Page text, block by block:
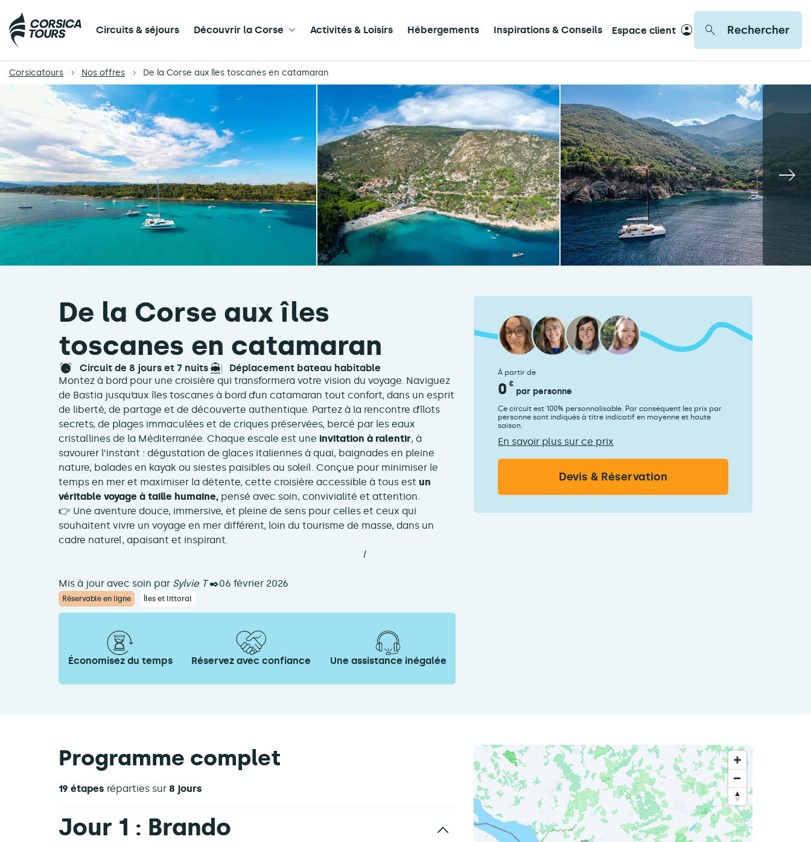
Circuits & séjours Découvrir la Corse Activités & Loisirs Hébergements Inspirations & Conseils Espace client Rechercher
Corsicatours Nos offres De la Corse aux îles toscanes en catamaran
De la Corse aux îles
toscanes en catamaran
circuit de 8 jours et 7 nuits
déplacement bateau habitable
Montez à bord pour une croisière qui transformera votre vision du voyage. Naviguez
de Bastia jusqu’aux îles toscanes à bord d’un catamaran tout confort, dans un esprit
de liberté, de partage et de découverte authentique. Partez à la rencontre d’îlots
secrets, de plages immaculées et de criques préservées, bercé par les eaux
cristallines de la Méditerranée. Chaque escale est une invitation à ralentir, à
savourer l’instant : dégustation de glaces italiennes à quai, baignades en pleine
nature, balades en kayak ou siestes paisibles au soleil. Conçue pour minimiser le
temps en mer et maximiser la détente, cette croisière accessible à tous est un
véritable voyage à taille humaine, pensé avec soin, convivialité et attention.
👉 Une aventure douce, immersive, et pleine de sens pour celles et ceux qui
souhaitent vivre un voyage en mer différent, loin du tourisme de masse, dans un
cadre naturel, apaisant et inspirant.
l
Mis à jour avec soin par Sylvie T✒️06 février 2026
Réservable en ligne Îles et littoral
Économisez du temps Réservez avec confiance Une assistance inégalée
À partir de
0 €
par personne
Ce circuit est 100% personnalisable. Par conséquent les prix par
personne sont indiqués à titre indicatif en moyenne et haute
saison.
En savoir plus sur ce prix
Devis & Réservation
Programme complet
19 étapes réparties sur 8 jours
Jour 1 : Brando